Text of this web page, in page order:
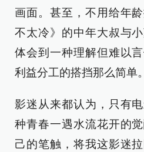
画面。甚至，不用给年
不太冷》的中年大叔与
体会到一种理解但难以
利益分工的搭挡那么简单。
影迷从来都认为，只有
种青春一遇水流花开的
己的笔触，将我这影迷